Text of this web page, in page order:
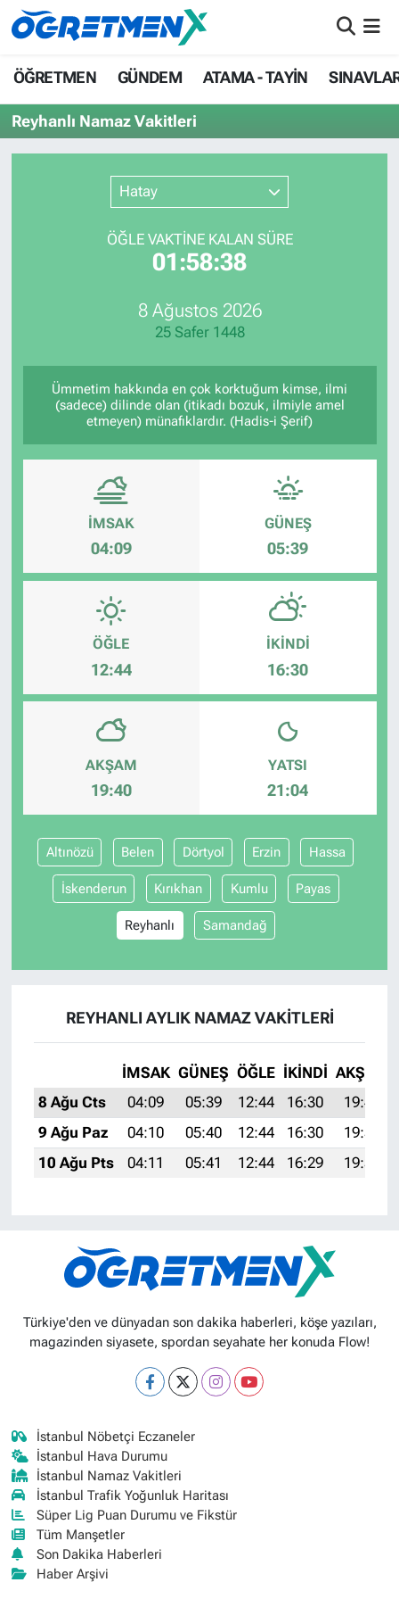
ÖĞRETMEN GÜNDEM ATAMA - TAYİN
Reyhanlı Namaz Vakitleri
Hatay
ÖĞLE VAKTİNE KALAN SÜRE
01:58:38
8 Ağustos 2026
25 Safer 1448
Ümmetim hakkında en çok korktuğum kimse, ilmi
(sadece) dilinde olan (itikadı bozuk, ilmiyle amel
etmeyen) münafıklardır. (Hadis-i Şerif)
İMSAK
04:09
GÜNEŞ
05:39
ÖĞLE
12:44
İKINDI
16:30
AKŞAM
19:40
YATSI
21:04
Altınözü Belen Dörtyol Erzin Hassa
İskenderun Kırıkhan Kumlu Payas
Reyhanlı Samandağ
REYHANLI AYLIK NAMAZ VAKITLERI
İMSAK GÜNEŞ ÖĞLE İKINDI AKŞAM
8 Ağu Cts
04:09 05:39 12:44 16:30
19:40
9 Ağu Paz
04:10 05:40 12:44 16:30
19:39
10 Ağu Pts
04:11 05:41 12:44 16:29 19:38
Türkiye'den ve dünyadan son dakika haberleri, köşe yazıları,
magazinden siyasete, spordan seyahate her konuda Flow!
İstanbul Nöbetçi Eczaneler
İstanbul Hava Durumu
İstanbul Namaz Vakitleri
İstanbul Trafik Yoğunluk Haritası
Süper Lig Puan Durumu ve Fikstür
Tüm Manşetler
Son Dakika Haberleri
Haber Arşivi
ÖĞRETMEN
GÜNDEM
ATAMA - TAYİN
SINAVLAR
HAYATIN İÇİNDEN
İstanbul Nöbetçi Eczaneler
İstanbul Hava Durumu
İstanbul Namaz Vakitleri
İstanbul Trafik Yoğunluk Haritası
Süper Lig Puan Durumu ve Fikstür
Son Dakika Haberleri
Haber Arşivi